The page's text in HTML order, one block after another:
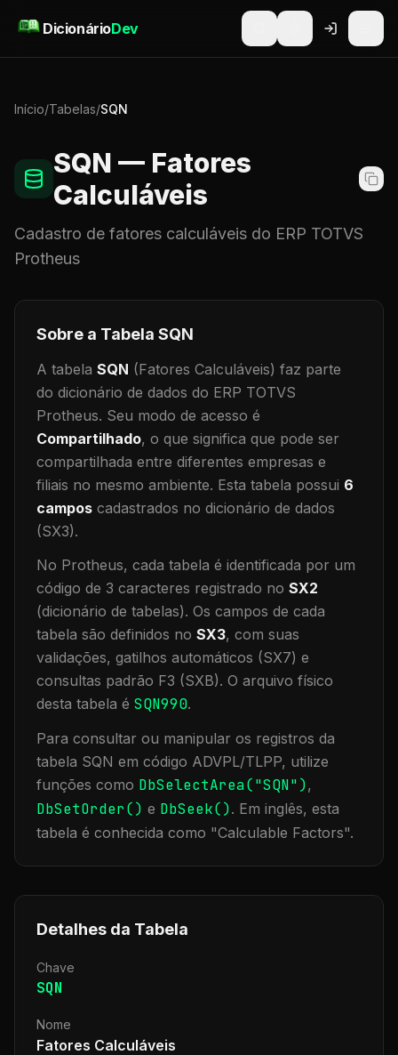
DicionárioDev
Início/Tabelas/SQN
SQN — Fatores
Calculáveis
Cadastro de fatores calculáveis do ERP TOTVS
Protheus
Sobre a Tabela SQN
A tabela SQN (Fatores Calculáveis) faz parte
do dicionário de dados do ERP TOTVS
Protheus. Seu modo de acesso é
Compartilhado, o que significa que pode ser
compartilhada entre diferentes empresas e
filiais no mesmo ambiente. Esta tabela possui 6
campos cadastrados no dicionário de dados
(SX3).
No Protheus, cada tabela é identificada por um
código de 3 caracteres registrado no SX2
(dicionário de tabelas). Os campos de cada
tabela são definidos no SX3, com suas
validações, gatilhos automáticos (SX7) e
consultas padrão F3 (SXB). O arquivo físico
desta tabela é SQN990.
Para consultar ou manipular os registros da
tabela SQN em código ADVPL/TLPP, utilize
funções como DbSelectArea("SQN"),
DbSetOrder() e DbSeek(). Em inglês, esta
tabela é conhecida como "Calculable Factors".
Detalhes da Tabela
Chave
SQN
Nome
Fatores Calculáveis